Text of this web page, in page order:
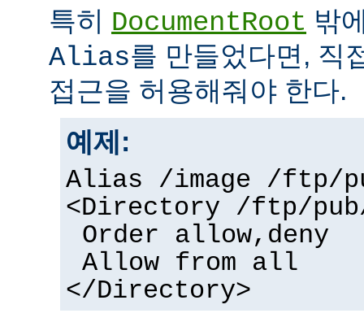
특히 DocumentRoot 밖
Alias를 만들었다면, 직
접근을 허용해줘야 한다.
예제:
Alias /image /ftp/
<Directory /ftp/pub/
Order allow,deny
Allow from all
</Directory>